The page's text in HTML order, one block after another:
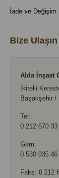
İade ve Değişim
Bize Ulaşın
Alda İnşaat
İkitelli
Başakşehir /
Tel:
0 212 670 33
Gsm:
0 530 035 46
Faks: 0 212